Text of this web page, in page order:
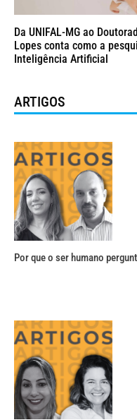
Da UNIFAL-MG ao
Lopes conta como a
Inteligência Artificial
ARTIGOS
Por que o ser humano